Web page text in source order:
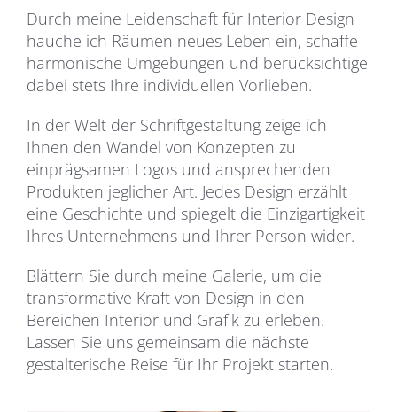
Durch meine Leidenschaft für Interior Design
hauche ich Räumen neues Leben ein, schaffe
harmonische Umgebungen und berücksichtige
dabei stets Ihre individuellen Vorlieben.
In der Welt der Schriftgestaltung zeige ich
Ihnen den Wandel von Konzepten zu
einprägsamen Logos und ansprechenden
Produkten jeglicher Art. Jedes Design erzählt
eine Geschichte und spiegelt die Einzigartigkeit
Ihres Unternehmens und Ihrer Person wider.
Blättern Sie durch meine Galerie, um die
transformative Kraft von Design in den
Bereichen Interior und Grafik zu erleben.
Lassen Sie uns gemeinsam die nächste
gestalterische Reise für Ihr Projekt starten.